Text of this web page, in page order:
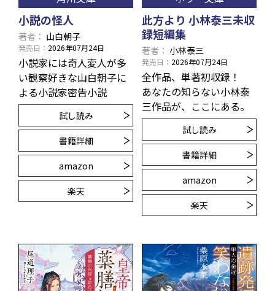
小説の怪人
著者 山白朝子
発売日 2026年07月24日
小説家には奇人変人が多
い――観察好きな山白朝子に
よる小説家密告小説
試し読み
書籍詳細
amazon
楽天
此方より 小林泰三未収
録短編集
著者 小林泰三
発売日 2026年07月24日
全作品、単著初収録！
あなたの知らない小林泰
三作品が、ここにある。
試し読み
書籍詳細
amazon
楽天